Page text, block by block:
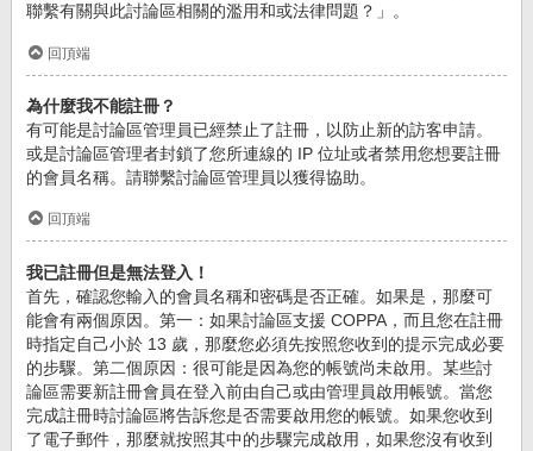
聯繫有關與此討論區相關的濫用和或法律問題？」。
回頂端
為什麼我不能註冊？
有可能是討論區管理員已經禁止了註冊，以防止新的訪客申請。
或是討論區管理者封鎖了您所連線的 IP 位址或者禁用您想要註冊
的會員名稱。請聯繫討論區管理員以獲得協助。
回頂端
我已註冊但是無法登入！
首先，確認您輸入的會員名稱和密碼是否正確。如果是，那麼可
能會有兩個原因。第一：如果討論區支援 COPPA，而且您在註冊
時指定自己小於 13 歲，那麼您必須先按照您收到的提示完成必要
的步驟。第二個原因：很可能是因為您的帳號尚未啟用。某些討
論區需要新註冊會員在登入前由自己或由管理員啟用帳號。當您
完成註冊時討論區將告訴您是否需要啟用您的帳號。如果您收到
了電子郵件，那麼就按照其中的步驟完成啟用，如果您沒有收到